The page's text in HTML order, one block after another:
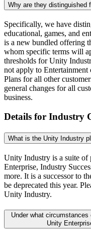
Crea y expande éxitos
Juegos independientes
Lanza grandes juegos con
Juegos XR
Lanza juegos XR en
Juegos multijugador
Simplifica el desarrollo de
Why are they distinguished
Specifically, we have
educational, games, and
is a new bundled offering
whom specific terms will
thresholds for Unity
not apply to
Plans for all other
general changes for all
business.
Details for Industry
What is the Unity Industry
Unity Industry is a suite of
Enterprise, Industry
more. It is a successor to
be deprecated this year.
Unity Industry.
Under what
Unity